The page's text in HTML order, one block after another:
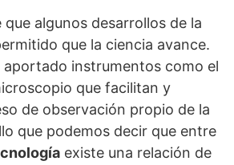
que algunos desarrollos de la
que la ciencia avance.
aportado instrumentos como el
que facilitan y
de observación propio de la
que podemos decir que entre
existe una relación de